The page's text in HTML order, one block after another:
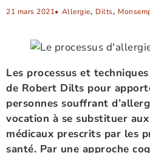
21 mars 2021• Allergie, Dilts,
Les processus et
de Robert Dilts pour
personnes souffrant
vocation à se substituer
médicaux prescrits par les
santé. Par une approche